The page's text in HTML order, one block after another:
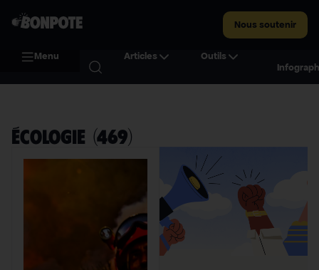
Nous soutenir
Menu Articles
Outils
Écologie (469)